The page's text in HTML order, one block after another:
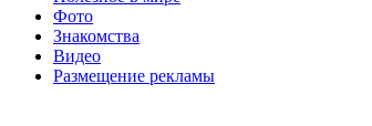
Фото
Знакомства
Видео
Размещение рекламы